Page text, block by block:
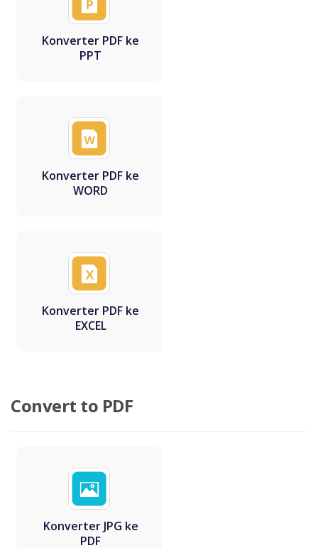
Konverter PDF ke
PPT
Konverter PDF ke
WORD
Konverter PDF ke
EXCEL
Convert to PDF
Konverter JPG ke
PDF